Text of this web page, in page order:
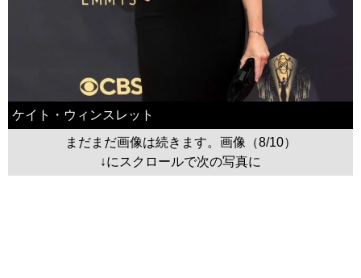
ケイト・ウィンスレット
まだまだ画像は続きます。画像（8/10）
↓にスクロールで次の写真に